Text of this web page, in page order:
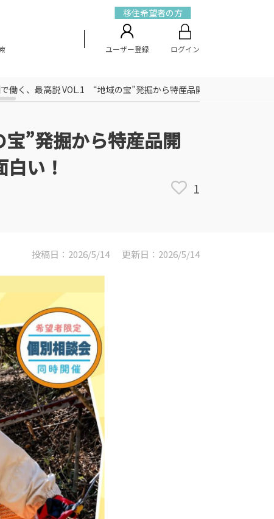
移住希望者の方
ユーザー登録 ログイン
で働く、最高説 VOL.1 “地域の宝”発掘から特産品開発、まちづくり
”発掘から特産品開
い！
1
投稿日：2026/5/14 更新日：2026/5/14